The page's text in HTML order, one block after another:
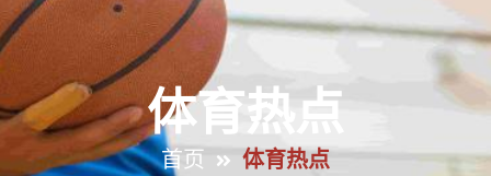
体育热点
首页 体育热点